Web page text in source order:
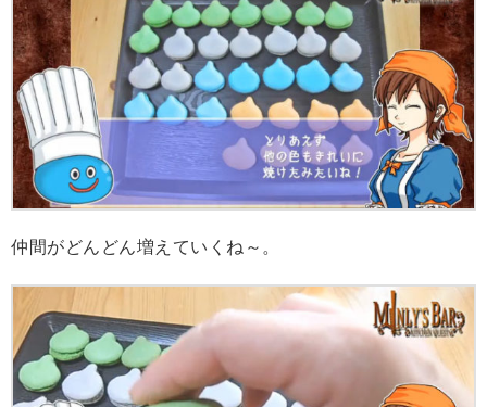
仲間がどんどん増えていくね～。